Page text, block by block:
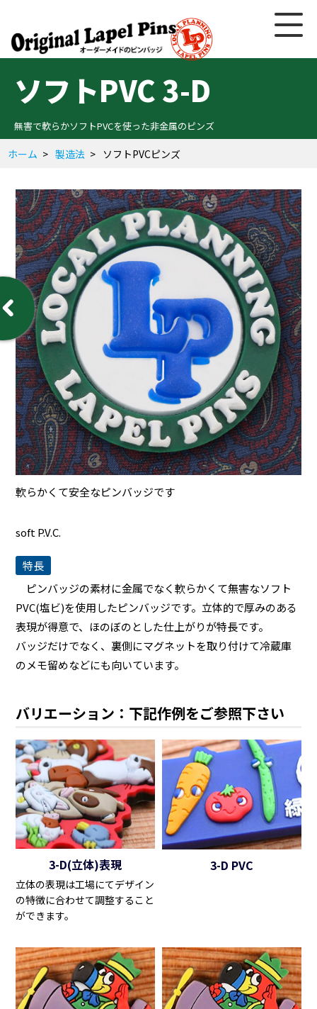
ソフトPVC 3-D
無害で軟らかソフトPVCを使った非金属のピンズ
ホーム 製造法 ソフトPVCピンズ
軟らかくて安全なピンバッジです
soft P.V.C.
特長
ピンバッジの素材に金属でなく軟らかくて無害なソフト
PVC(塩ビ)を使用したピンバッジです。立体的で厚みのある
表現が得意で、ほのぼのとした仕上がりが特長です。
バッジだけでなく、裏側にマグネットを取り付けて冷蔵庫
のメモ留めなどにも向いています。
バリエーション：下記作例をご参照下さい
3-D(立体)表現
立体の表現は工場にてデザイン
の特徴に合わせて調整すること
ができます。
3-D PVC